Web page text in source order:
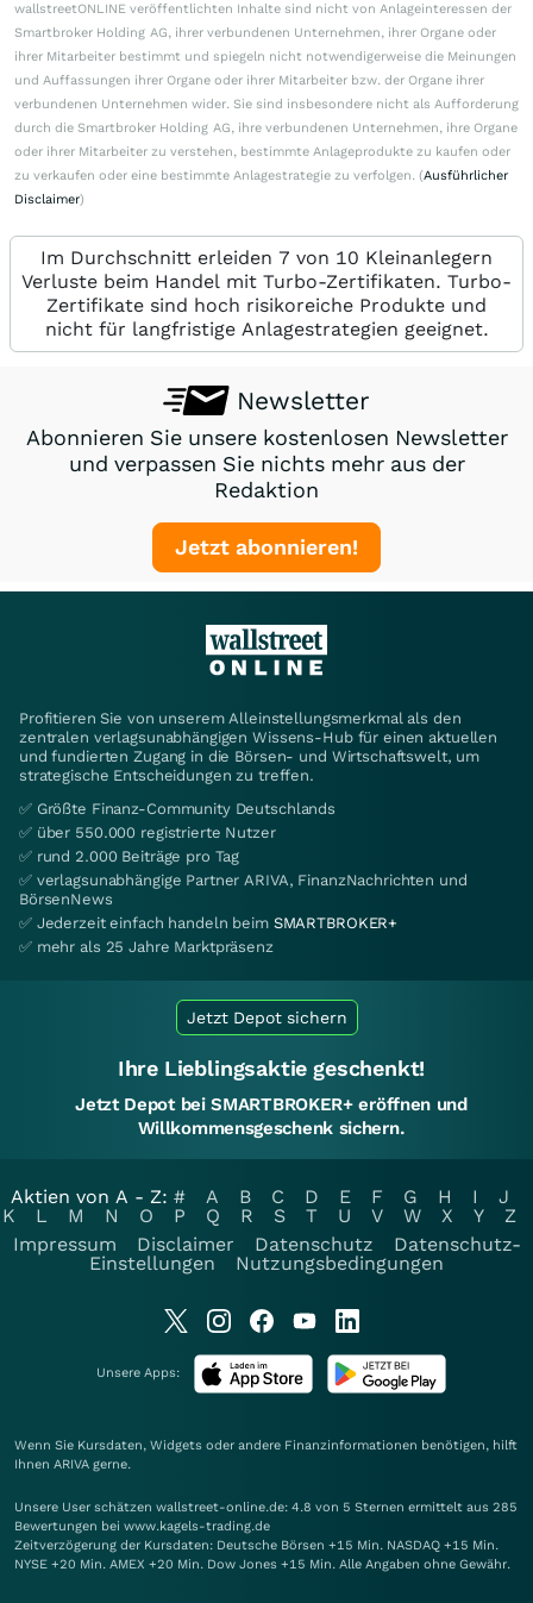
wallstreetONLINE veröffentlichten Inhalte sind nicht von Anlageinteressen der
Smartbroker Holding AG, ihrer verbundenen Unternehmen, ihrer Organe oder
ihrer Mitarbeiter bestimmt und spiegeln nicht notwendigerweise die Meinungen
und Auffassungen ihrer Organe oder ihrer Mitarbeiter bzw. der Organe ihrer
verbundenen Unternehmen wider. Sie sind insbesondere nicht als Aufforderung
durch die Smartbroker Holding AG, ihre verbundenen Unternehmen, ihre Organe
oder ihrer Mitarbeiter zu verstehen, bestimmte Anlageprodukte zu kaufen oder
zu verkaufen oder eine bestimmte Anlagestrategie zu verfolgen. (Ausführlicher
Disclaimer)
Im Durchschnitt erleiden 7 von 10 Kleinanlegern
Verluste beim Handel mit Turbo-Zertifikaten. Turbo-
Zertifikate sind hoch risikoreiche Produkte und
nicht für langfristige Anlagestrategien geeignet.
Newsletter
Abonnieren Sie unsere kostenlosen Newsletter
und verpassen Sie nichts mehr aus der
Redaktion
Jetzt abonnieren!
Profitieren Sie von unserem Alleinstellungsmerkmal als den
zentralen verlagsunabhängigen Wissens-Hub für einen aktuellen
und fundierten Zugang in die Börsen- und Wirtschaftswelt, um
strategische Entscheidungen zu treffen.
✅ Größte Finanz-Community Deutschlands
✅ über 550.000 registrierte Nutzer
✅ rund 2.000 Beiträge pro Tag
✅ verlagsunabhängige Partner ARIVA, FinanzNachrichten und
BörsenNews
✅ Jederzeit einfach handeln beim SMARTBROKER+
✅ mehr als 25 Jahre Marktpräsenz
Jetzt Depot sichern
Ihre Lieblingsaktie geschenkt!
Jetzt Depot bei SMARTBROKER+ eröffnen und
Willkommensgeschenk sichern.
Aktien von A - Z: # A B C D E F G H I
J
K
L M N O P Q R S T U V W X Y
Z
Impressum
Disclaimer Datenschutz
Datenschutz-
Einstellungen
Nutzungsbedingungen
Unsere Apps:
Wenn Sie Kursdaten, Widgets oder andere Finanzinformationen benötigen, hilft
Ihnen ARIVA gerne.
Unsere User schätzen wallstreet-online.de: 4.8 von 5 Sternen ermittelt aus 285
Bewertungen bei www.kagels-trading.de
Zeitverzögerung der Kursdaten: Deutsche Börsen +15 Min. NASDAQ +15 Min.
NYSE +20 Min. AMEX +20 Min. Dow Jones +15 Min. Alle Angaben ohne Gewähr.